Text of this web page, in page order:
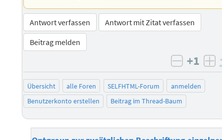
Antwort verfassen
Antwort mit Zitat verfassen
Beitrag melden
negativ
+1
Übersicht alle Foren SELFHTML-Forum
anmelden
Benutzerkonto erstellen
Beitrag im Thread-Baum